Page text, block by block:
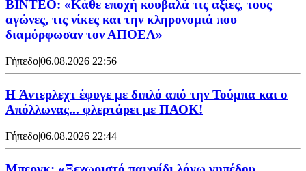
ΒΙΝΤΕΟ: «Κάθε εποχή κουβαλά τις αξίες, τους
αγώνες, τις νίκες και την κληρονομιά που
διαμόρφωσαν τον ΑΠΟΕΛ»
Γήπεδο|06.08.2026 22:56
H Άντερλεχτ έφυγε με διπλό από την Τούμπα και ο
Απόλλωνας... φλερτάρει με ΠΑΟΚ!
Γήπεδο|06.08.2026 22:44